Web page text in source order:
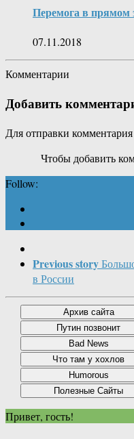
Перемога в прямом
07.11.2018
Комментарии
Добавить
Для отправки
Чтобы добавить
Follow:
Previous story
в России
Привет, гость!